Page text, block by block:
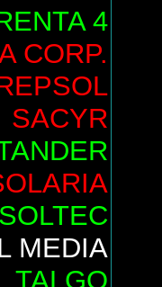
4
CORP.
SACYR
SOLTEC
MEDIA
TALGO